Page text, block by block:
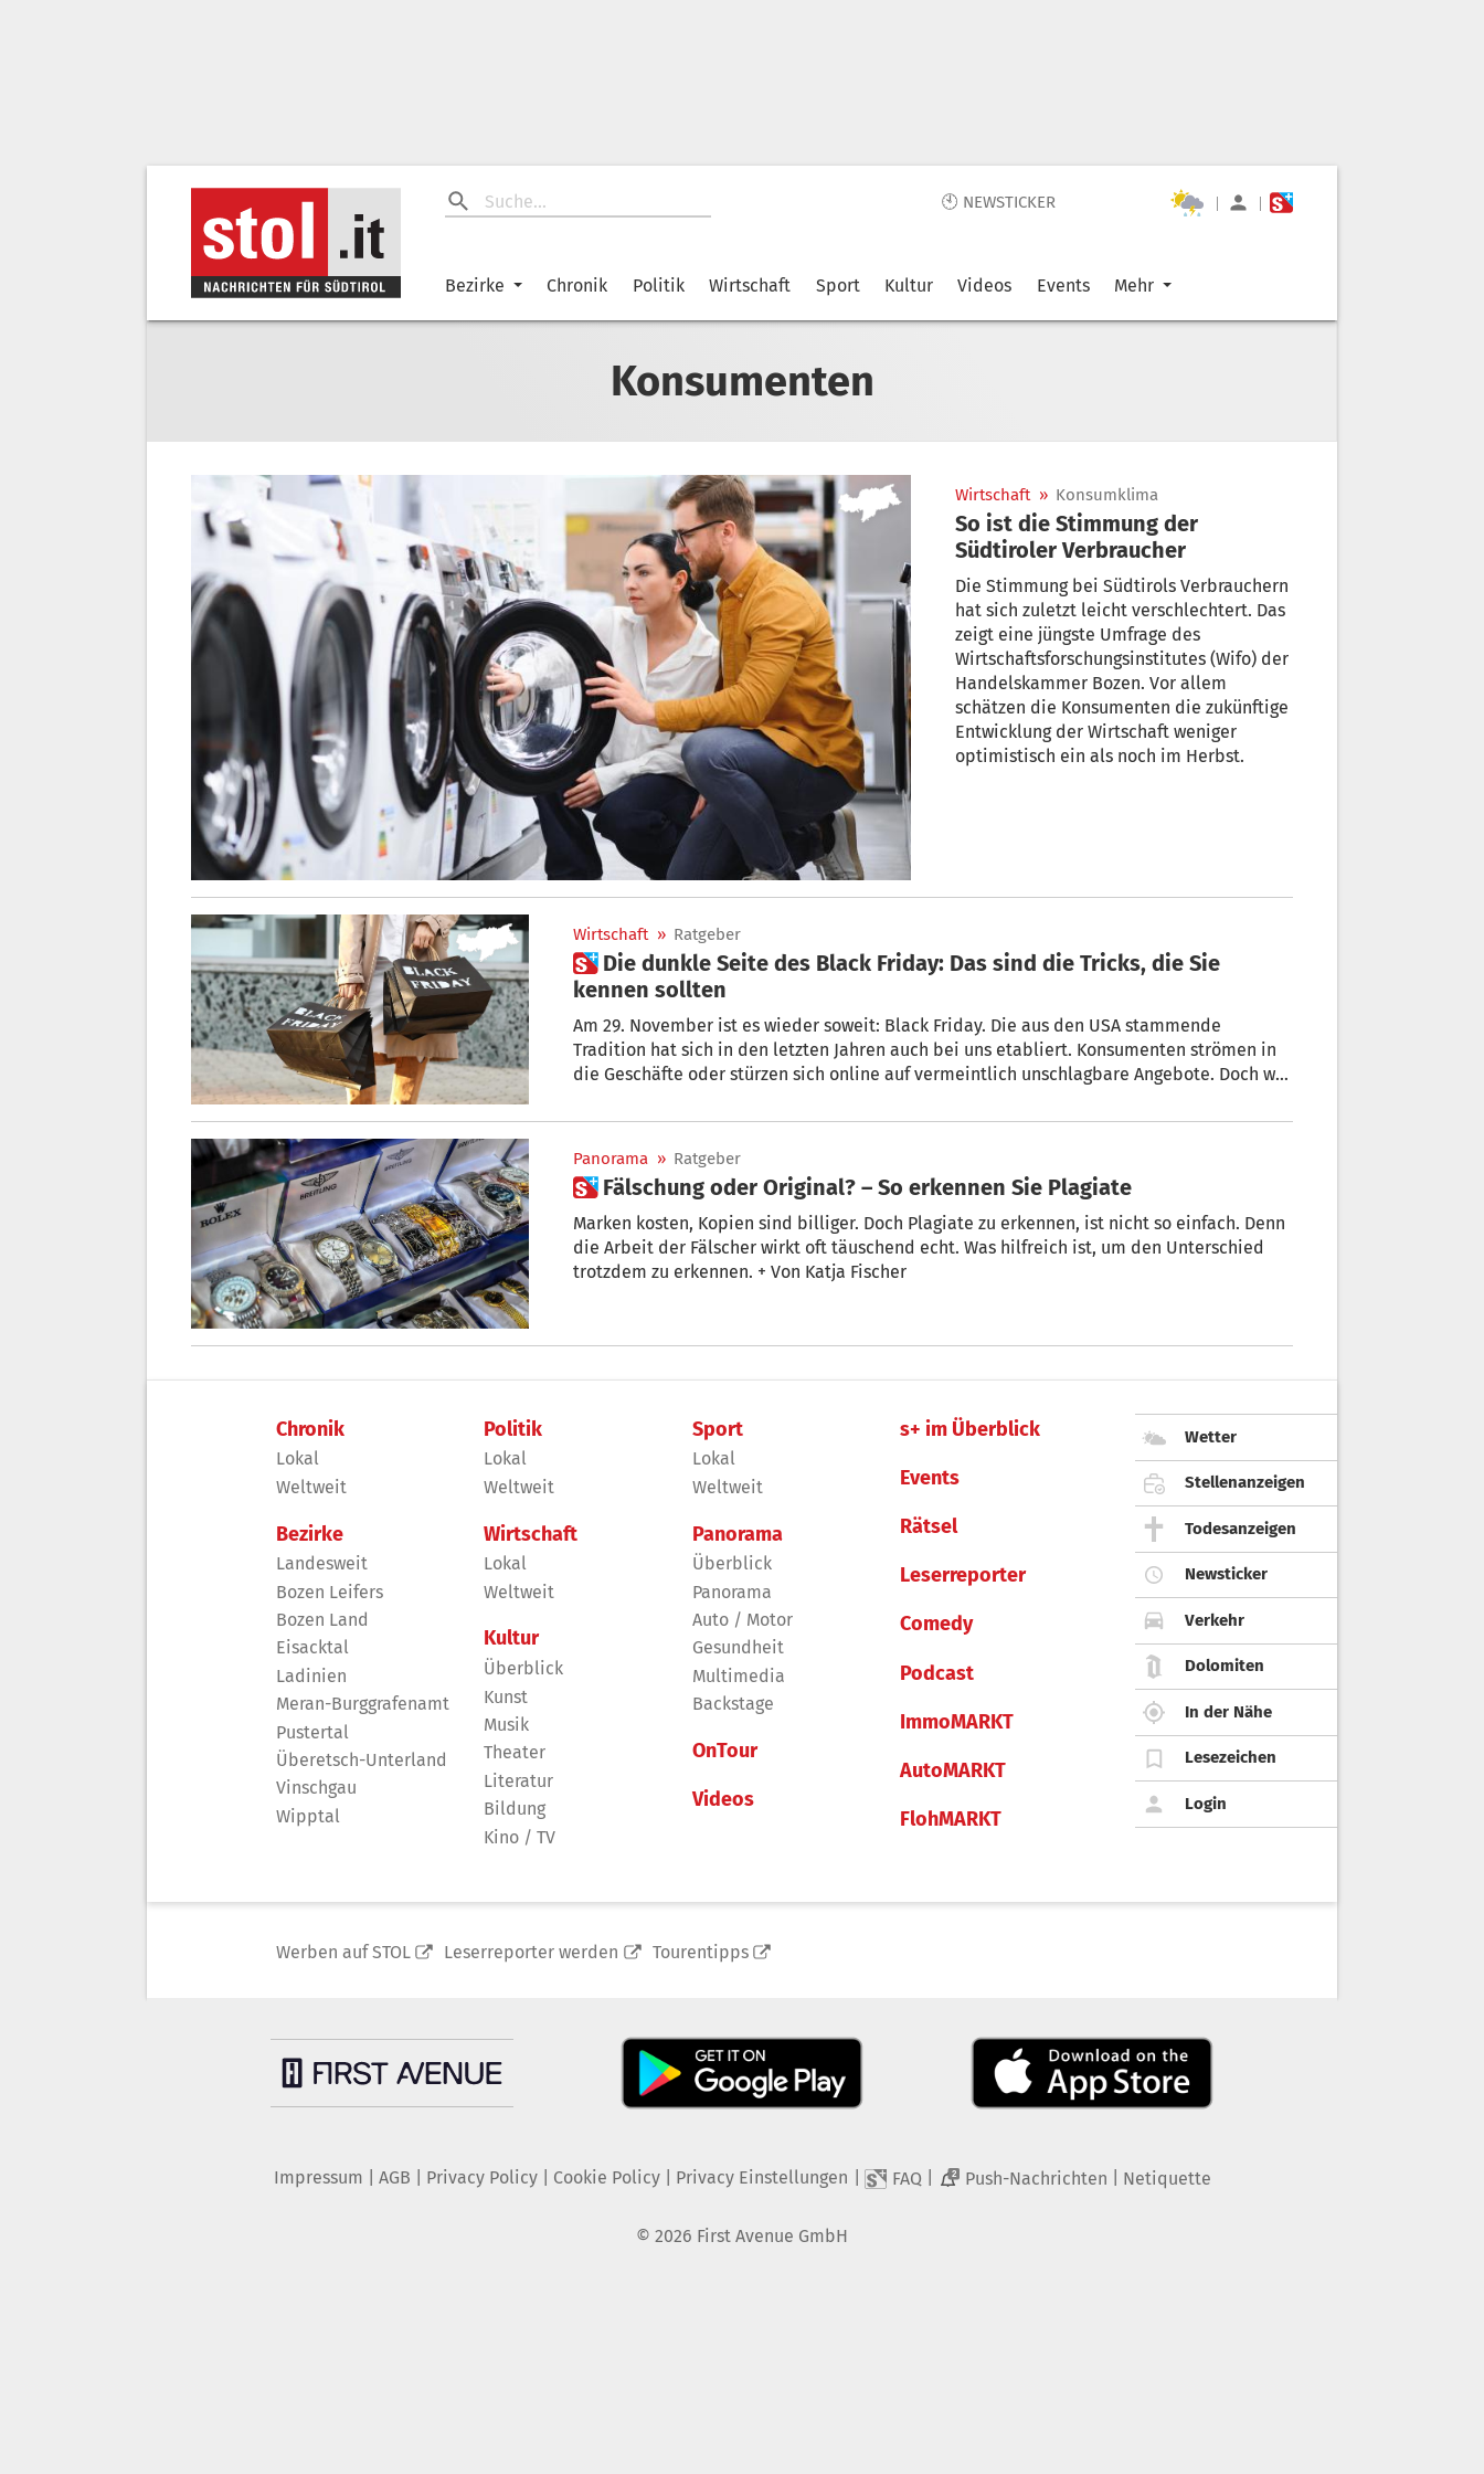
🕙 NEWSTICKER | |
Bezirke Chronik Politik Wirtschaft Sport Kultur Videos Events Mehr
Konsumenten
Wirtschaft » Konsumklima
So ist die Stimmung der
Südtiroler Verbraucher
Die Stimmung bei Südtirols Verbrauchern
hat sich zuletzt leicht verschlechtert. Das
zeigt eine jüngste Umfrage des
Wirtschaftsforschungsinstitutes (Wifo) der
Handelskammer Bozen. Vor allem
schätzen die Konsumenten die zukünftige
Entwicklung der Wirtschaft weniger
optimistisch ein als noch im Herbst.
Wirtschaft » Ratgeber
 Die dunkle Seite des Black Friday: Das sind die Tricks, die Sie
kennen sollten
Am 29. November ist es wieder soweit: Black Friday. Die aus den USA stammende
Tradition hat sich in den letzten Jahren auch bei uns etabliert. Konsumenten strömen in
die Geschäfte oder stürzen sich online auf vermeintlich unschlagbare Angebote. Doch wer
die gleiche Falle tappen...
Panorama » Ratgeber
 Fälschung oder Original? – So erkennen Sie Plagiate
Marken kosten, Kopien sind billiger. Doch Plagiate zu erkennen, ist nicht so einfach. Denn
die Arbeit der Fälscher wirkt oft täuschend echt. Was hilfreich ist, um den Unterschied
trotzdem zu erkennen. + Von Katja Fischer
Chronik
Lokal
Weltweit
Bezirke
Landesweit
Bozen Leifers
Bozen Land
Eisacktal
Ladinien
Meran-Burggrafenamt
Pustertal
Überetsch-Unterland
Vinschgau
Wipptal
Politik
Lokal
Weltweit
Wirtschaft
Lokal
Weltweit
Kultur
Überblick
Kunst
Musik
Theater
Literatur
Bildung
Kino / TV
Sport
Lokal
Weltweit
Panorama
Überblick
Panorama
Auto / Motor
Gesundheit
Multimedia
Backstage
OnTour
Videos
s+ im Überblick
Events
Rätsel
Leserreporter
Comedy
Podcast
ImmoMARKT
AutoMARKT
FlohMARKT
Wetter
Stellenanzeigen
Todesanzeigen
Newsticker
Verkehr
Dolomiten
In der Nähe
Lesezeichen
Login
Werben auf STOL Leserreporter werden Tourentipps
Impressum AGB Privacy Policy| Cookie Policy| Privacy Einstellungen FAQ 2 Push-Nachrichten Netiquette
© 2026 First Avenue GmbH